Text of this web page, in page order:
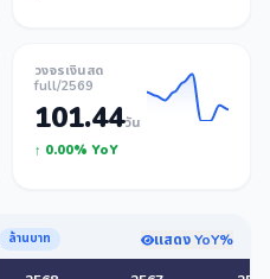
วงจรเงินสด
full/2569
101.44วัน
↑ 0.00% YoY
ล้านบาท แสดง YoY%